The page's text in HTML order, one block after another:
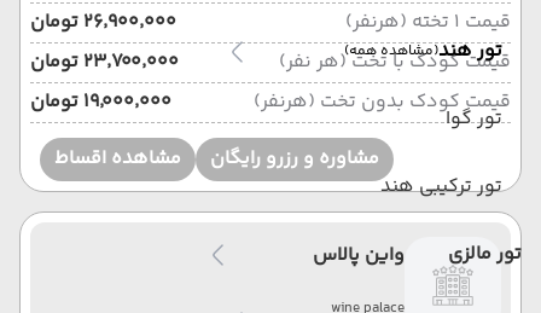
تور هند(مشاهده همه)
تور گوا
تور ترکیبی هند
تور مالزی
قیمت 1 تخته (هرنفر)
۲۶٬۹۰۰٬۰۰۰ تومان
قیمت کودک با تخت (هر نفر)
۲۳٬۷۰۰٬۰۰۰ تومان
قیمت کودک بدون تخت (هرنفر)
۱۹٬۰۰۰٬۰۰۰ تومان
مشاوره و رزرو رایگان
مشاهده اقساط
واین پالاس